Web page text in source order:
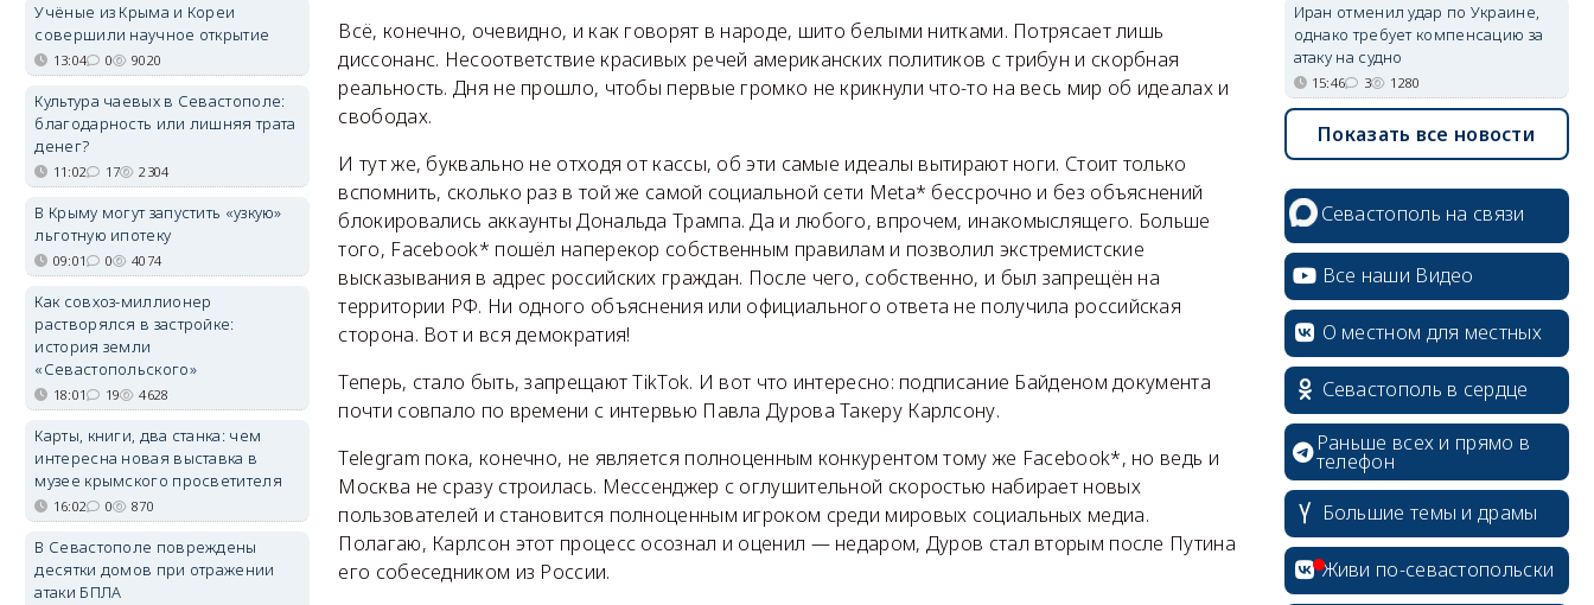
Всё, конечно, очевидно, и как говорят в народе, шито белыми нитками. Потрясает лишь
диссонанс. Несоответствие красивых речей американских политиков с трибун и скорбная
реальность. Дня не прошло, чтобы первые громко не крикнули что-то на весь мир об идеалах и
свободах.
И тут же, буквально не отходя от кассы, об эти самые идеалы вытирают ноги. Стоит только
вспомнить, сколько раз в той же самой социальной сети Meta* бессрочно и без объяснений
блокировались аккаунты Дональда Трампа. Да и любого, впрочем, инакомыслящего. Больше
того, Facebook* пошёл наперекор собственным правилам и позволил экстремистские
высказывания в адрес российских граждан. После чего, собственно, и был запрещён на
территории РФ. Ни одного объяснения или официального ответа не получила российская
сторона. Вот и вся демократия!
Теперь, стало быть, запрещают TikTok. И вот что интересно: подписание Байденом документа
почти совпало по времени с интервью Павла Дурова Такеру Карлсону.
Telegram пока, конечно, не является полноценным конкурентом тому же Facebook*, но ведь и
Москва не сразу строилась. Мессенджер с оглушительной скоростью набирает новых
пользователей и становится полноценным игроком среди мировых социальных медиа.
Полагаю, Карлсон этот процесс осознал и оценил — недаром, Дуров стал вторым после Путина
его собеседником из России.
Учёные из Крыма и Кореи
совершили научное открытие
13:04 0 9020
Культура чаевых в Севастополе:
благодарность или лишняя трата
денег?
11:02 17 2304
В Крыму могут запустить «узкую»
льготную ипотеку
09:01 0 4074
Как совхоз-миллионер
растворялся в застройке:
история земли
«Севастопольского»
18:01 19 4628
Карты, книги, два станка: чем
интересна новая выставка в
музее крымского просветителя
16:02 0 870
В Севастополе повреждены
десятки домов при отражении
атаки БПЛА
Иран отменил удар по Украине,
однако требует компенсацию за
атаку на судно
15:46 3 1280
Показать все новости
Севастополь на связи
Все наши Видео
О местном для местных
Севастополь в сердце
Раньше всех и прямо в
телефон
Большие темы и драмы
Живи по-севастопольски
erid: 2SDnjcrDNw6